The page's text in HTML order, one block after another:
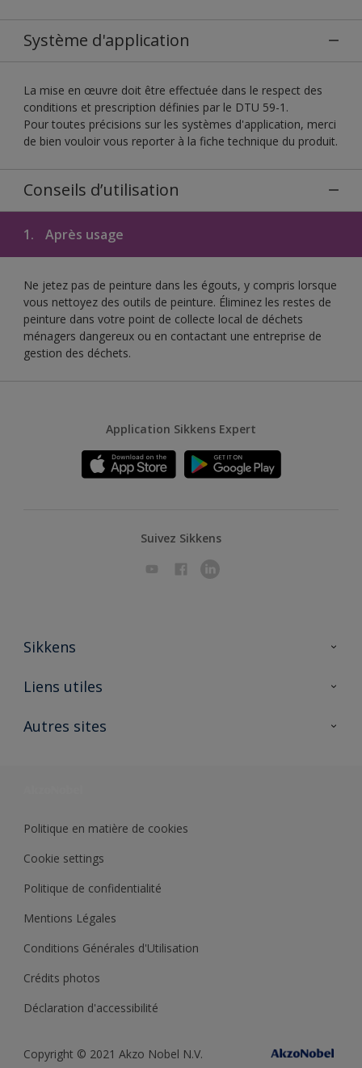
Système d'application
La mise en œuvre doit être effectuée dans le respect des
conditions et prescription définies par le DTU 59-1.
Pour toutes précisions sur les systèmes d'application, merci
de bien vouloir vous reporter à la fiche technique du produit.
Conseils d’utilisation
1. Après usage
Ne jetez pas de peinture dans les égouts, y compris lorsque
vous nettoyez des outils de peinture. Éliminez les restes de
peinture dans votre point de collecte local de déchets
ménagers dangereux ou en contactant une entreprise de
gestion des déchets.
Application Sikkens Expert
Suivez Sikkens
Sikkens
A propos de Sikkens
Liens utiles
Ouvrir un magasin PASS
Autres sites
Politique en matière de cookies
Cookie settings
Politique de confidentialité
Mentions Légales
Conditions Générales d'Utilisation
Crédits photos
Déclaration d'accessibilité
Copyright © 2021 Akzo Nobel N.V.